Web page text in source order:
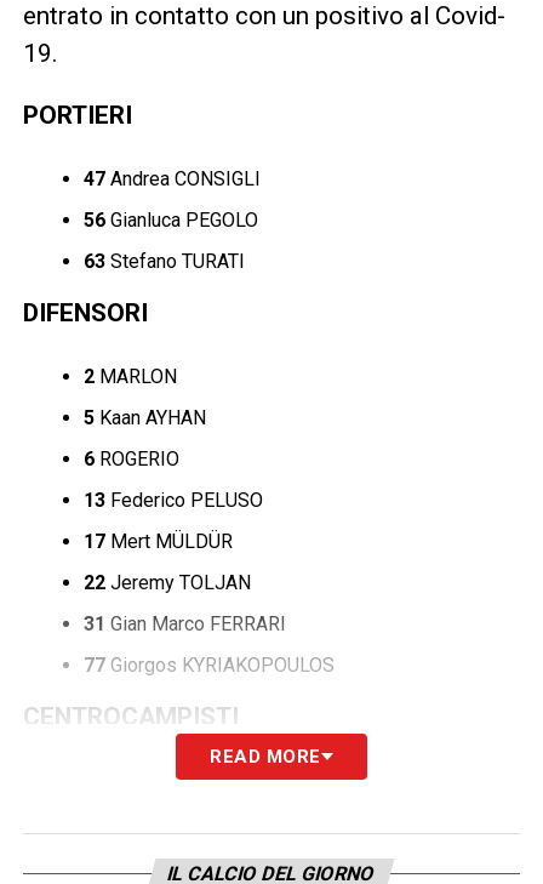
entrato in contatto con un positivo al Covid-
19.
PORTIERI
47Andrea CONSIGLI
56Gianluca PEGOLO
63Stefano TURATI
DIFENSORI
2MARLON
5Kaan AYHAN
6ROGERIO
13Federico PELUSO
17Mert MÜLDÜR
22Jeremy TOLJAN
31 Gian Marco FERRARI
77Giorgos KYRIAKOPOULOS
CENTROCAMPISTI
Francesco MAGNANELLI
Filip DJURICIC
READ MORE
IL CALCIO DEL GIORNO